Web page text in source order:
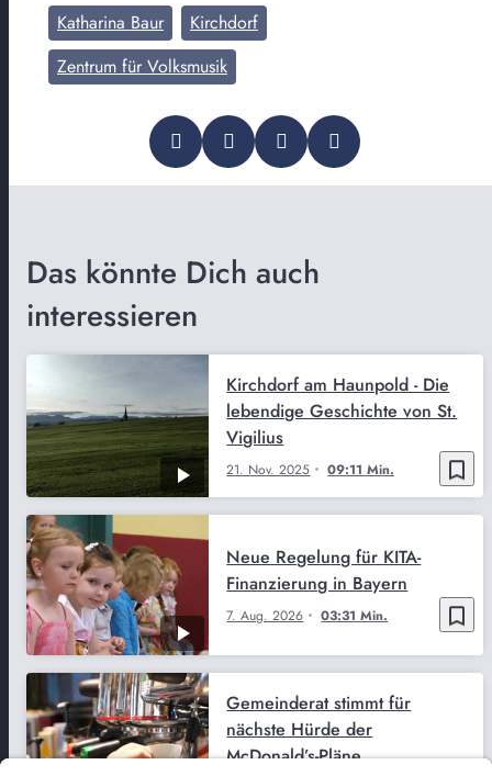
Katharina Baur
Kirchdorf
Zentrum für Volksmusik
Das könnte Dich auch
interessieren
bookmark_border
21. Nov. 2025 09:11 Min.
Kirchdorf am Haunpold - Die
lebendige Geschichte von St.
Vigilius
bookmark_border
7. Aug. 2026 03:31 Min.
Neue Regelung für KITA-
Finanzierung in Bayern
Gemeinderat stimmt für
nächste Hürde der
McDonald’s-Pläne